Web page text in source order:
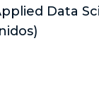
Data